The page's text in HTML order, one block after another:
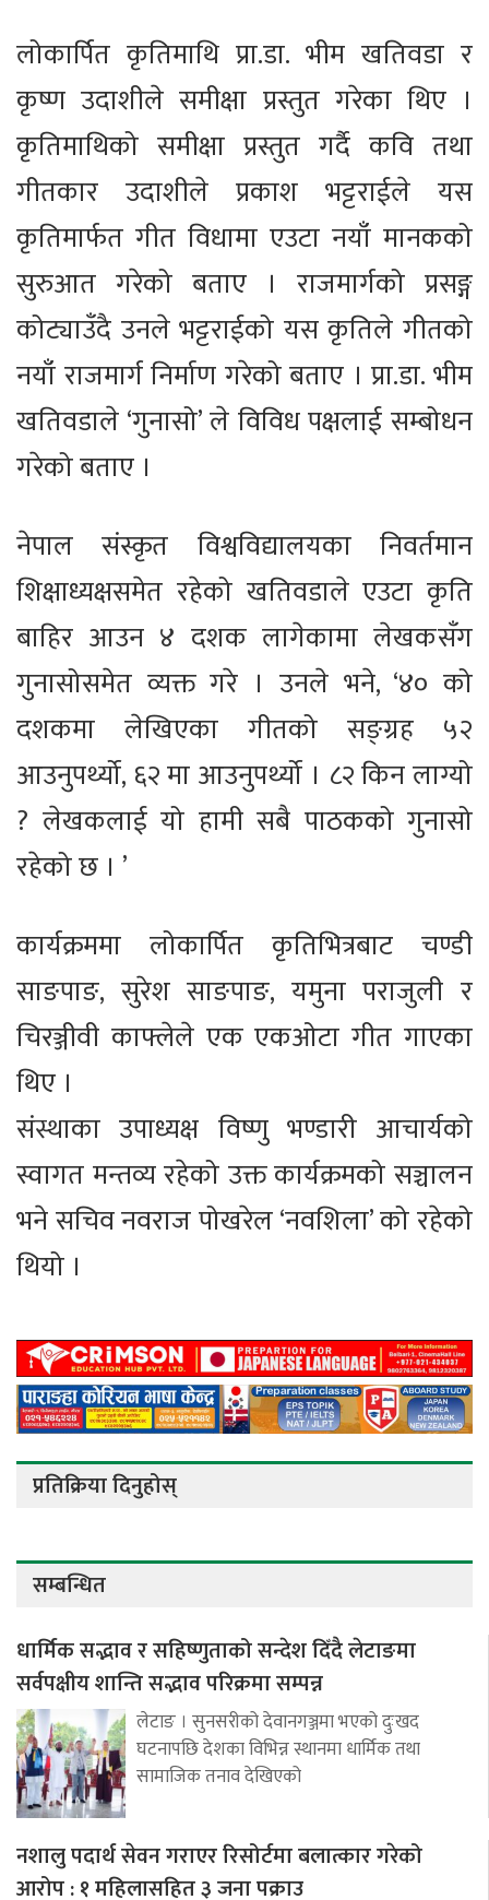
लोकार्पित कृतिमाथि प्रा.डा. भीम खतिवडा र
कृष्ण उदाशीले समीक्षा प्रस्तुत गरेका थिए ।
कृतिमाथिको समीक्षा प्रस्तुत गर्दै कवि तथा
गीतकार उदाशीले प्रकाश भट्टराईले यस
कृतिमार्फत गीत विधामा एउटा नयाँ मानकको
सुरुआत गरेको बताए । राजमार्गको प्रसङ्ग
कोट्याउँदै उनले भट्टराईको यस कृतिले गीतको
नयाँ राजमार्ग निर्माण गरेको बताए । प्रा.डा. भीम
खतिवडाले ‘गुनासो’ ले विविध पक्षलाई सम्बोधन
गरेको बताए ।
नेपाल संस्कृत विश्वविद्यालयका निवर्तमान
शिक्षाध्यक्षसमेत रहेको खतिवडाले एउटा कृति
बाहिर आउन ४ दशक लागेकामा लेखकसँग
गुनासोसमेत व्यक्त गरे । उनले भने, ‘४० को
दशकमा लेखिएका गीतको सङ्ग्रह ५२
आउनुपर्थ्यो, ६२ मा आउनुपर्थ्यो । ८२ किन लाग्यो
? लेखकलाई यो हामी सबै पाठकको गुनासो
रहेको छ । ’
कार्यक्रममा लोकार्पित कृतिभित्रबाट चण्डी
साङपाङ, सुरेश साङपाङ, यमुना पराजुली र
चिरञ्जीवी काफ्लेले एक एकओटा गीत गाएका
थिए ।
संस्थाका उपाध्यक्ष विष्णु भण्डारी आचार्यको
स्वागत मन्तव्य रहेको उक्त कार्यक्रमको सञ्चालन
भने सचिव नवराज पोखरेल ‘नवशिला’ को रहेको
थियो ।
प्रतिक्रिया दिनुहोस्
सम्बन्धित
धार्मिक सद्भाव र सहिष्णुताको सन्देश दिँदै लेटाङमा
सर्वपक्षीय शान्ति सद्भाव परिक्रमा सम्पन्न
लेटाङ । सुनसरीको देवानगञ्जमा भएको दुःखद
घटनापछि देशका विभिन्न स्थानमा धार्मिक तथा
सामाजिक तनाव देखिएको
नशालु पदार्थ सेवन गराएर रिसोर्टमा बलात्कार गरेको
आरोप : १ महिलासहित ३ जना पक्राउ